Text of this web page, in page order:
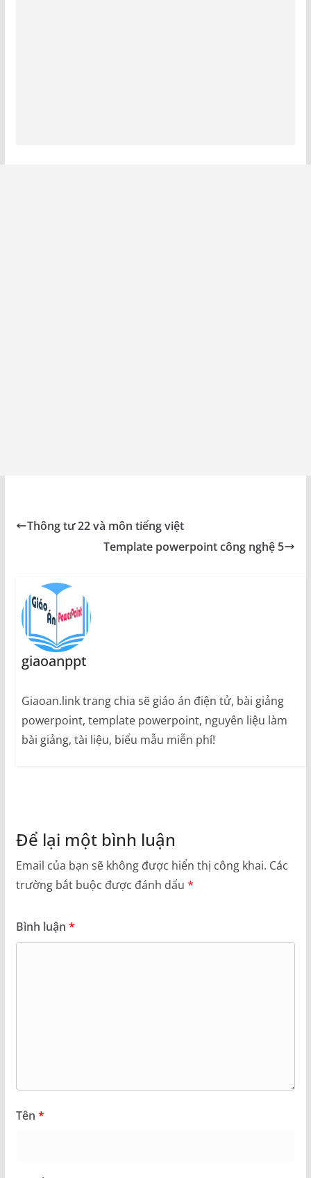
Thông tư 22 và môn tiếng việt
Template powerpoint công nghệ 5
giaoanppt
Giaoan.link trang chia sẽ giáo án điện tử, bài giảng
powerpoint, template powerpoint, nguyên liệu làm
bài giảng, tài liệu, biểu mẫu miễn phí!
Để lại một bình luận
Email của bạn sẽ không được hiển thị công khai. Các
trường bắt buộc được đánh dấu *
Bình luận *
Tên *